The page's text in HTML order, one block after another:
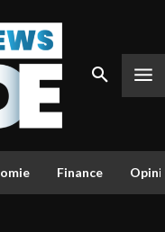
Finance